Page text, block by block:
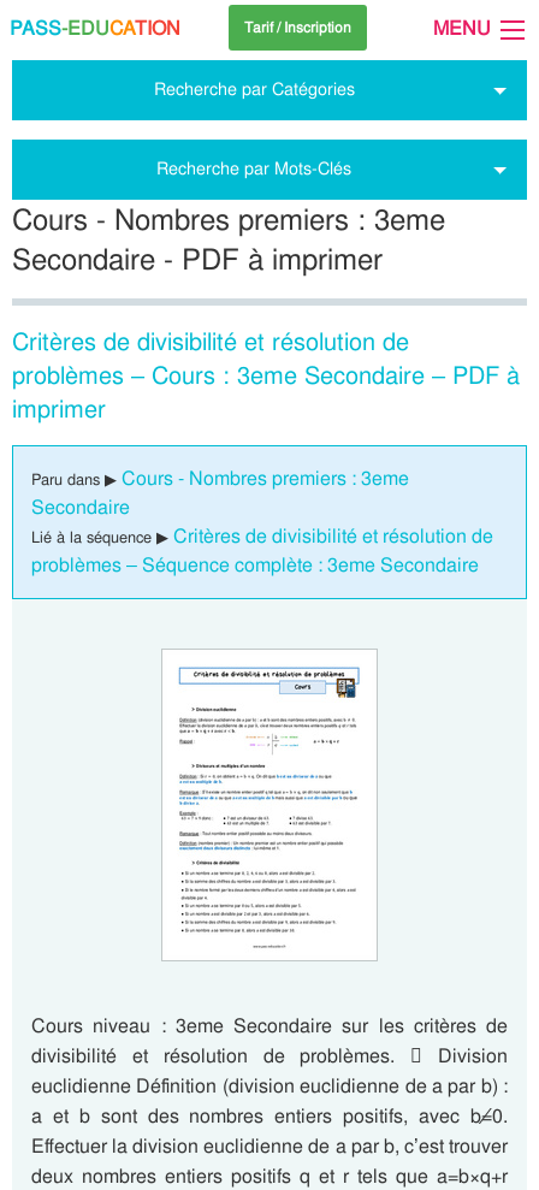
PASS-EDUCATION Tarif / Inscription MENU
Recherche par Catégories
Recherche par Mots-Clés
Cours - Nombres premiers : 3eme
Secondaire - PDF à imprimer
Critères de divisibilité et résolution de
problèmes – Cours : 3eme Secondaire – PDF à
imprimer
Paru dans ▶ Cours - Nombres premiers : 3eme
Secondaire
Lié à la séquence ▶ Critères de divisibilité et résolution de
problèmes – Séquence complète : 3eme Secondaire
Cours niveau : 3eme Secondaire sur les critères de
divisibilité et résolution de problèmes.  Division
euclidienne Définition (division euclidienne de a par b) :
a et b sont des nombres entiers positifs, avec b≠0.
Effectuer la division euclidienne de a par b, c’est trouver
deux nombres entiers positifs q et r tels que a=b×q+r